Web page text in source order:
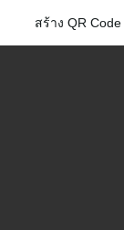
สร้าง QR Code